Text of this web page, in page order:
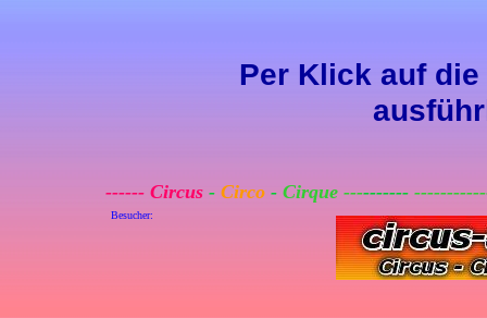
Per Klick auf
------ Circus - Circo - Cirque ----------
Besucher: